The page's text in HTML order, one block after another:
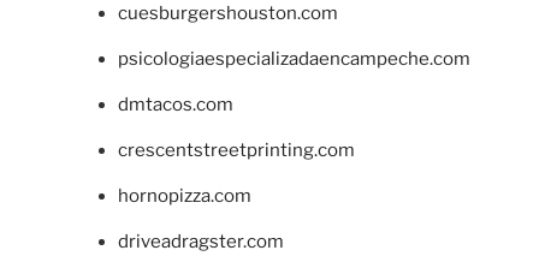
cuesburgershouston.com
psicologiaespecializadaencampeche.com
dmtacos.com
crescentstreetprinting.com
hornopizza.com
driveadragster.com